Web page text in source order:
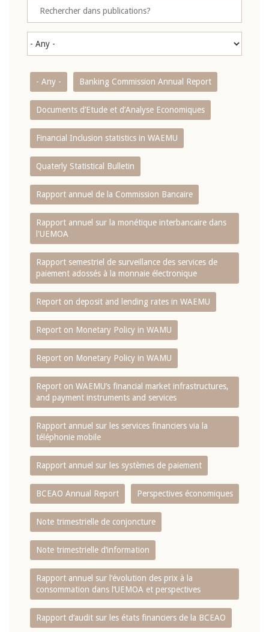
- Any - Banking Commission Annual Report
Documents d’Etude et d’Analyse Economiques
Financial Inclusion statistics in WAEMU
Quaterly Statistical Bulletin
Rapport annuel de la Commission Bancaire
Rapport annuel sur la monétique interbancaire dans
l'UEMOA
Rapport semestriel de surveillance des services de
paiement adossés à la monnaie électronique
Report on deposit and lending rates in WAEMU
Report on Monetary Policy in WAMU
Report on Monetary Policy in WAMU
Report on WAEMU’s financial market infrastructures,
and payment instruments and services
Rapport annuel sur les services financiers via la
téléphonie mobile
Rapport annuel sur les systèmes de paiement
BCEAO Annual Report Perspectives économiques
Note trimestrielle de conjoncture
Note trimestrielle d‘information
Rapport annuel sur l‘évolution des prix à la
consommation dans l‘UEMOA et perspectives
Rapport d‘audit sur les états financiers de la BCEAO